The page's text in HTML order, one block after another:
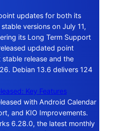
updates for both its
versions on July 11,
its Long Term Support
updated point
release and the
Debian 13.6 delivers 124
Key Features
with Android Calendar
and KIO Improvements.
6.28.0, the latest monthly